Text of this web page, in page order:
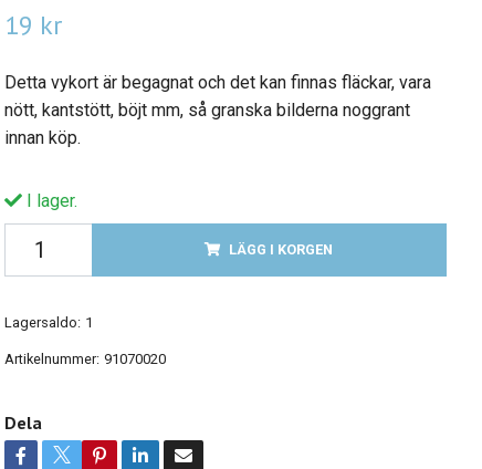
19 kr
Detta vykort är begagnat och det kan finnas fläckar, vara
nött, kantstött, böjt mm, så granska bilderna noggrant
innan köp.
I lager.
LÄGG I KORGEN
Lagersaldo: 1
Artikelnummer: 91070020
Dela